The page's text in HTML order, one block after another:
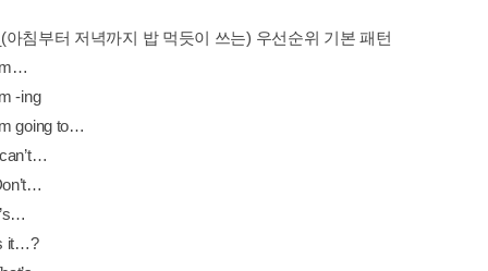
아침부터 저녁까지 밥 먹듯이 쓰는) 우선순위 기본 패턴
-ing
going to…
it…?